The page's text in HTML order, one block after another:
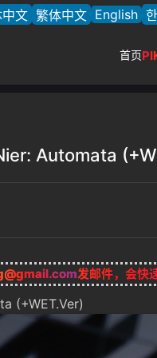
文 繁体中文 English
首页
Automata
发邮件，会快
(+WET.Ver)